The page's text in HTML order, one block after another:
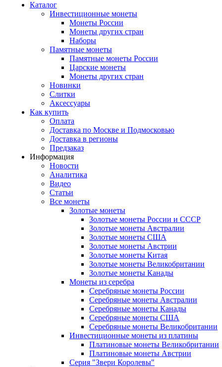
Каталог
Инвестиционные монеты
Монеты России
Монеты других стран
Наборы
Памятные монеты
Памятные монеты России
Царские монеты
Монеты других стран
Новинки
Слитки
Аксессуары
Как купить
Оплата
Доставка по Москве и Подмосковью
Доставка в регионы
Предзаказ
Информация
Новости
Аналитика
Видео
Статьи
Все монеты
Золотые монеты
Золотые монеты России и СССР
Золотые монеты Австралии
Золотые монеты США
Золотые монеты Австрии
Золотые монеты Китая
Золотые монеты Великобритании
Золотые монеты Канады
Монеты из серебра
Серебряные монеты России
Серебряные монеты Австралии
Серебряные монеты Канады
Серебряные монеты США
Серебряные монеты Великобритании
Инвестиционные монеты из платины
Платиновые монеты Великобритании
Платиновые монеты Австрии
Серия "Звери Королевы"